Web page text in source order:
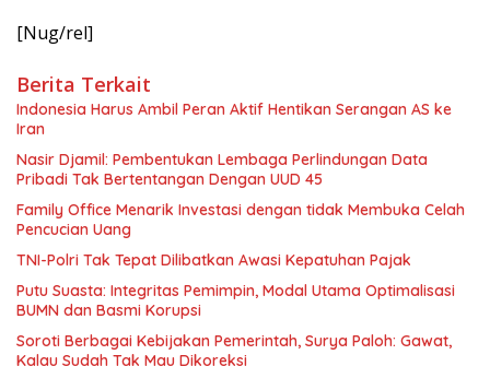
[Nug/rel]
Berita Terkait
Indonesia Harus Ambil Peran Aktif Hentikan Serangan AS ke
Iran
Nasir Djamil: Pembentukan Lembaga Perlindungan Data
Pribadi Tak Bertentangan Dengan UUD 45
Family Office Menarik Investasi dengan tidak Membuka Celah
Pencucian Uang
TNI-Polri Tak Tepat Dilibatkan Awasi Kepatuhan Pajak
Putu Suasta: Integritas Pemimpin, Modal Utama Optimalisasi
BUMN dan Basmi Korupsi
Soroti Berbagai Kebijakan Pemerintah, Surya Paloh: Gawat,
Kalau Sudah Tak Mau Dikoreksi